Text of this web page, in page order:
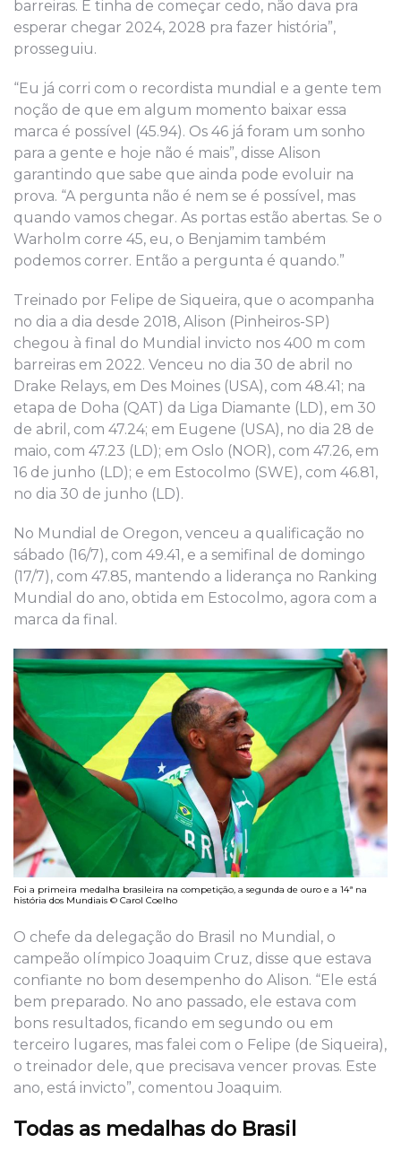
barreiras. E tinha de começar cedo, não dava pra
esperar chegar 2024, 2028 pra fazer história”,
prosseguiu.
“Eu já corri com o recordista mundial e a gente tem
noção de que em algum momento baixar essa
marca é possível (45.94). Os 46 já foram um sonho
para a gente e hoje não é mais”, disse Alison
garantindo que sabe que ainda pode evoluir na
prova. “A pergunta não é nem se é possível, mas
quando vamos chegar. As portas estão abertas. Se o
Warholm corre 45, eu, o Benjamim também
podemos correr. Então a pergunta é quando.”
Treinado por Felipe de Siqueira, que o acompanha
no dia a dia desde 2018, Alison (Pinheiros-SP)
chegou à final do Mundial invicto nos 400 m com
barreiras em 2022. Venceu no dia 30 de abril no
Drake Relays, em Des Moines (USA), com 48.41; na
etapa de Doha (QAT) da Liga Diamante (LD), em 30
de abril, com 47.24; em Eugene (USA), no dia 28 de
maio, com 47.23 (LD); em Oslo (NOR), com 47.26, em
16 de junho (LD); e em Estocolmo (SWE), com 46.81,
no dia 30 de junho (LD).
No Mundial de Oregon, venceu a qualificação no
sábado (16/7), com 49.41, e a semifinal de domingo
(17/7), com 47.85, mantendo a liderança no Ranking
Mundial do ano, obtida em Estocolmo, agora com a
marca da final.
Foi a primeira medalha brasileira na competição, a segunda de ouro e a 14ª na
história dos Mundiais © Carol Coelho
O chefe da delegação do Brasil no Mundial, o
campeão olímpico Joaquim Cruz, disse que estava
confiante no bom desempenho do Alison. “Ele está
bem preparado. No ano passado, ele estava com
bons resultados, ficando em segundo ou em
terceiro lugares, mas falei com o Felipe (de Siqueira),
o treinador dele, que precisava vencer provas. Este
ano, está invicto”, comentou Joaquim.
Todas as medalhas do Brasil